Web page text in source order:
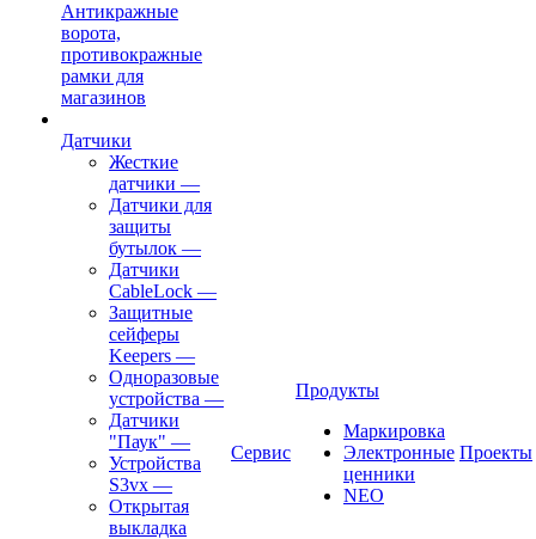
Антикражные
ворота,
противокражные
рамки для
магазинов
Датчики
Жесткие
датчики —
Датчики для
защиты
бутылок —
Датчики
CableLock —
Защитные
сейферы
Keepers —
Одноразовые
устройства —
Датчики
"Паук" —
Устройства
S3vx —
Открытая
выкладка
Сервис
Продукты
Маркировка
Электронные
ценники
NEO
Проекты